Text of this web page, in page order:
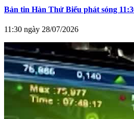
Bản tin Hàn Thử Biểu phát sóng
11:30 ngày 28/07/2026